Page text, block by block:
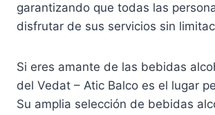
garantizando que todas las
disfrutar de sus servicios sin
Si eres amante de las bebidas
del Vedat – Atic Balco es el lugar
Su amplia selección de bebidas